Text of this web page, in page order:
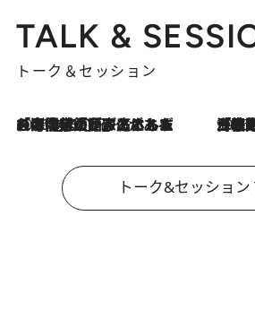
TALK &
トーク＆セッション
2026.8.3
「今後値上げがあるとすれば…」「リスクがあるのは今年の冬」エネルギー専門家が語る、ホルムズ海峡封鎖が家庭にもたらす“ある心配” 「住宅建てられない…」「サーチャージ料の高値が続
トーク&セッション